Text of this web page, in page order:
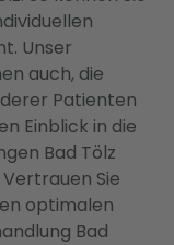
Unser
auch, die
Patienten
Einblick in die
Bad Tölz
Sie
optimalen
Bad